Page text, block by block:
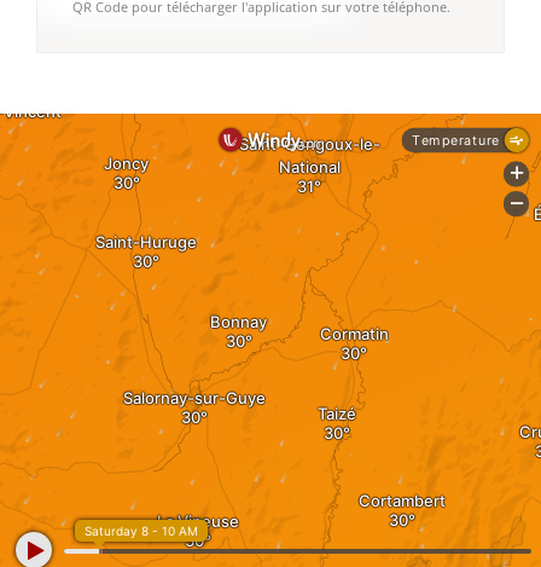
QR Code pour télécharger l'application sur votre téléphone.